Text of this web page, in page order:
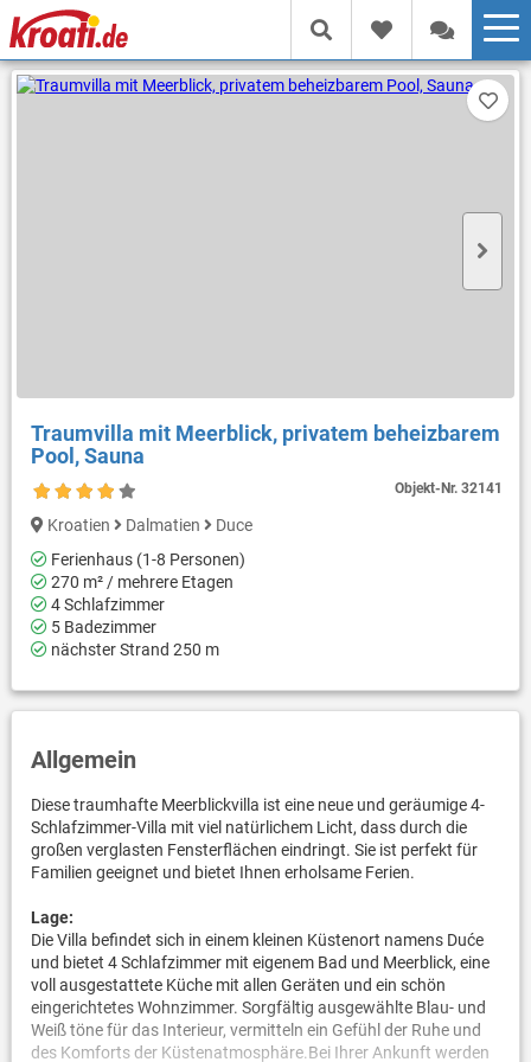
Traumvilla mit Meerblick, privatem beheizbarem
Pool, Sauna
Objekt-Nr.32141
Kroatien Dalmatien
Duce
Ferienhaus (1-8 Personen)
270 m² / mehrere Etagen
4 Schlafzimmer
5 Badezimmer
nächster Strand 250 m
Allgemein
Diese traumhafte Meerblickvilla ist eine neue und geräumige 4-
Schlafzimmer-Villa mit viel natürlichem Licht, dass durch die
großen verglasten Fensterflächen eindringt. Sie ist perfekt für
Familien geeignet und bietet Ihnen erholsame Ferien.
Lage:
Die Villa befindet sich in einem kleinen Küstenort namens Duće
und bietet 4 Schlafzimmer mit eigenem Bad und Meerblick, eine
voll ausgestattete Küche mit allen Geräten und ein schön
eingerichtetes Wohnzimmer. Sorgfältig ausgewählte Blau- und
Weiß töne für das Interieur, vermitteln ein Gefühl der Ruhe und
des Komforts der Küstenatmosphäre.Bei Ihrer Ankunft werden